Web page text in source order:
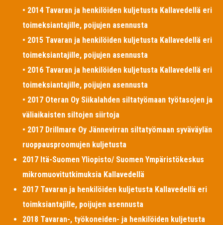
• 2014 Tavaran ja henkilöiden kuljetusta Kallavedellä eri
toimeksiantajille, poijujen asennusta
• 2015 Tavaran ja henkilöiden kuljetusta Kallavedellä eri
toimeksiantajille, poijujen asennusta
• 2016 Tavaran ja henkilöiden kuljetusta Kallavedellä eri
toimeksiantajille, poijujen asennusta
• 2017 Oteran Oy Siikalahden siltatyömaan työtasojen ja
väliaikaisten siltojen siirtoja
• 2017 Drillmare Oy Jännevirran siltatyömaan syväväylän
ruoppausproomujen kuljetusta
2017 Itä-Suomen Yliopisto/ Suomen Ympäristökeskus
mikromuovitutkimuksia Kallavedellä
2017 Tavaran ja henkilöiden kuljetusta Kallavedellä eri
toimksiantajille, poijujen asennusta
2018 Tavaran-, työkoneiden- ja henkilöiden kuljetusta